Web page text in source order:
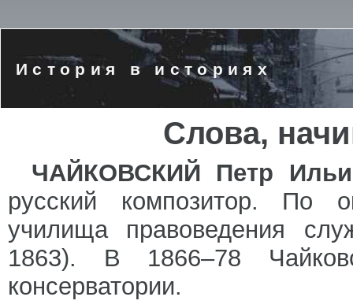
История в историях
Слова,
ЧАЙКОВСКИЙ Петр
русский композитор. По
училища правоведения
1863). В 1866–78
консерватории.